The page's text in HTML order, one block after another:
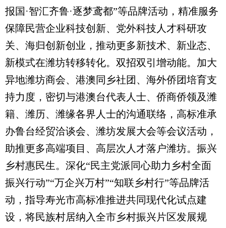
报国·智汇齐鲁·逐梦鸢都”等品牌活动，精准服务
保障民营企业科技创新、党外科技人才科研攻
关、海归创新创业，推动更多新技术、新业态、
新模式在潍坊转移转化。双招双引增动能。加大
异地潍坊商会、港澳同乡社团、海外侨团培育支
持力度，密切与港澳台代表人士、侨商侨领及潍
籍、潍历、潍缘各界人士的沟通联络，高标准承
办鲁台经贸洽谈会、潍坊发展大会等会议活动，
助推更多高端项目、高层次人才落户潍坊。振兴
乡村惠民生。深化“民主党派同心助力乡村全面
振兴行动”“万企兴万村”“知联乡村行”等品牌活
动，指导寿光市高标准推进共同现代化试点建
设，将民族村居纳入全市乡村振兴片区发展规